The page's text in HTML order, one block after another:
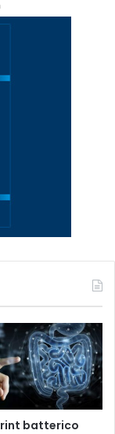
batterico